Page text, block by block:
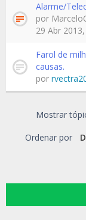
Alarme/
por
29 Abr
Farol de
causas.
por
Mostrar
Ordenar por